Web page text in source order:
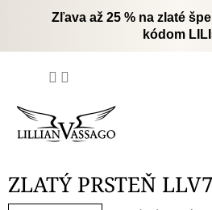
Zľava až 25 % na zlaté
kódom
ZLATÝ PRSTEŇ